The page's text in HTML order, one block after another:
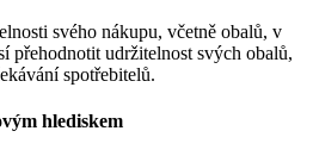
svého nákupu, včetně obalů, v
přehodnotit udržitelnost svých obalů,
spotřebitelů.
hlediskem